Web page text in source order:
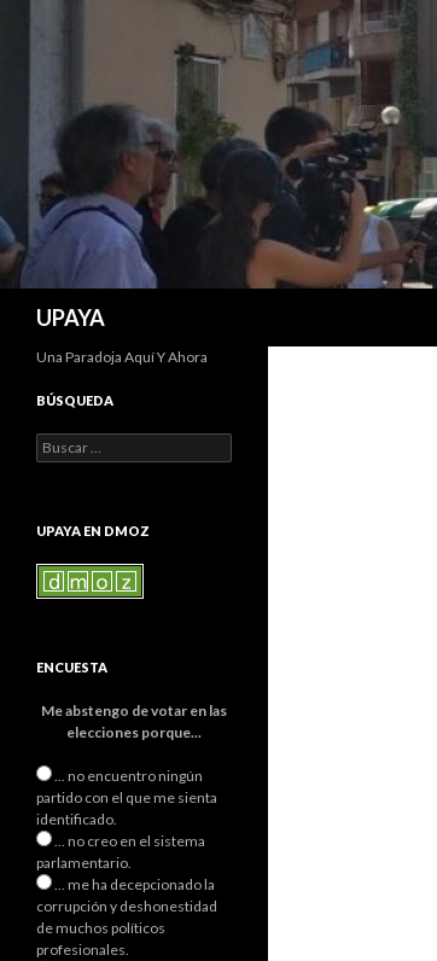
UPAYA
Una Paradoja Aquí Y Ahora
BÚSQUEDA
Buscar:
UPAYA EN DMOZ
ENCUESTA
Me abstengo de votar en las
elecciones porque...
... no encuentro ningún
partido con el que me sienta
identificado.
... no creo en el sistema
parlamentario.
... me ha decepcionado la
corrupción y deshonestidad
de muchos políticos
profesionales.